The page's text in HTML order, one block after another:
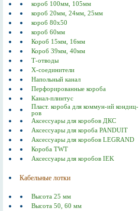
короб 100мм, 105мм
короб 20мм, 24мм, 25мм
короб 80х50
короб 60мм
Короб 15мм, 16мм
Короб 39мм, 40мм
Т-отводы
Х-соединители
Напольный канал
Перфорированные короба
Канал-плинтус
Пласт. короба для коммун-ий кондиц-
ров
Аксессуары для коробов ДКС
Аксессуары для короба PANDUIT
Аксессуары для коробов LEGRAND
Короба TWT
Аксессуары для коробов IEK
Кабельные лотки
Высота 25 мм
Высота 50, 60 мм